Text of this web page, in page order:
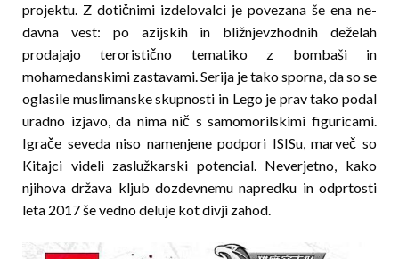
projektu. Z dotičnimi izdelovalci je povezana še ena ne­
davna vest: po azijskih in bližnjevzhodnih de­že­lah
prodajajo teroristično tematiko z bombaši in
mohamedanskimi zastavami. Serija je tako sporna, da so se
oglasile mus­limanske skupnosti in Lego je prav tako podal
uradno izjavo, da nima nič s samomorilskimi figuricami.
Igrače seveda niso namenjene podpori ISISu, marveč so
Kitajci videli zaslužkarski potencial. Neverjetno, kako
njihova država kljub dozdevnemu napredku in odprtosti
leta 2017 še vedno deluje kot divji zahod.